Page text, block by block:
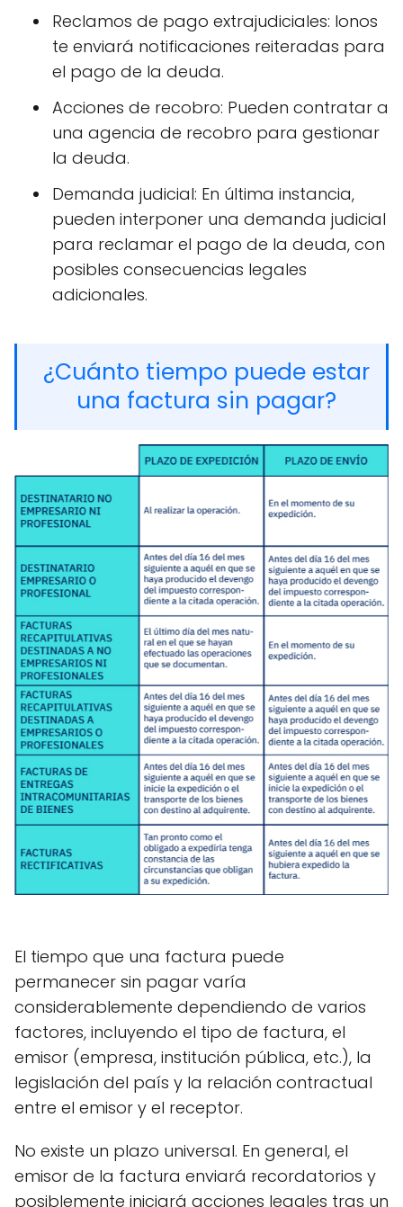
Reclamos de pago extrajudiciales: Ionos
te enviará notificaciones reiteradas para
el pago de la deuda.
Acciones de recobro: Pueden contratar a
una agencia de recobro para gestionar
la deuda.
Demanda judicial: En última instancia,
pueden interponer una demanda judicial
para reclamar el pago de la deuda, con
posibles consecuencias legales
adicionales.
¿Cuánto tiempo puede estar
una factura sin pagar?
El tiempo que una factura puede
permanecer sin pagar varía
considerablemente dependiendo de varios
factores, incluyendo el tipo de factura, el
emisor (empresa, institución pública, etc.), la
legislación del país y la relación contractual
entre el emisor y el receptor.
No existe un plazo universal. En general, el
emisor de la factura enviará recordatorios y
posiblemente iniciará acciones legales tras un